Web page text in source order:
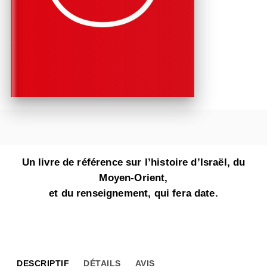
Un livre de référence sur l’histoire d’Israël, du
Moyen-Orient,
et du renseignement, qui fera date.
DESCRIPTIF DÉTAILS AVIS